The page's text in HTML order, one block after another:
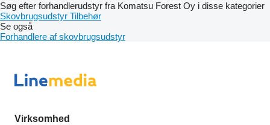
Søg efter forhandlerudstyr fra Komatsu Forest Oy i disse kategorier
Skovbrugsudstyr Tilbehør
Se også
Forhandlere af skovbrugsudstyr
Virksomhed